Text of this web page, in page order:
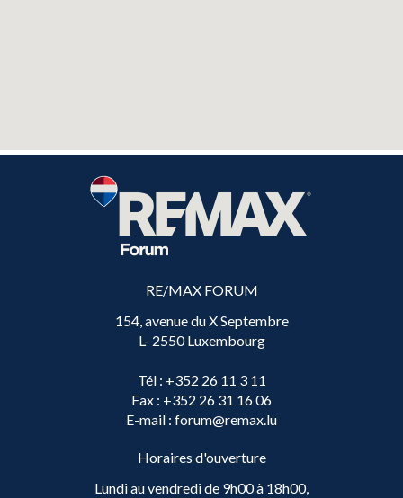
RE/MAX FORUM
154, avenue du X Septembre
L- 2550 Luxembourg
Tél: +352 26 11 3 11
Fax : +352 26 31 16 06
E-mail : forum@remax.lu
Horaires d'ouverture
Lundi au vendredi de 9h00 à 18h00,